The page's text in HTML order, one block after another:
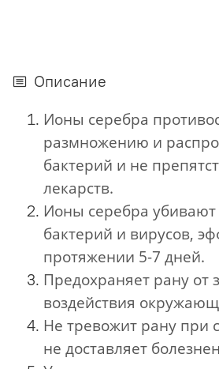
Описание
Ионы серебра
размножению и
бактерий и не
лекарств.
Ионы серебра убивают
бактерий и вирусов,
протяжении 5-7 дней.
Предохраняет рану от
воздействия
Не тревожит рану при
не доставляет